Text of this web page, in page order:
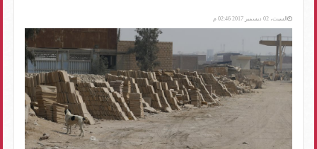
السبت، 02 ديسمبر 2017 02:46 م